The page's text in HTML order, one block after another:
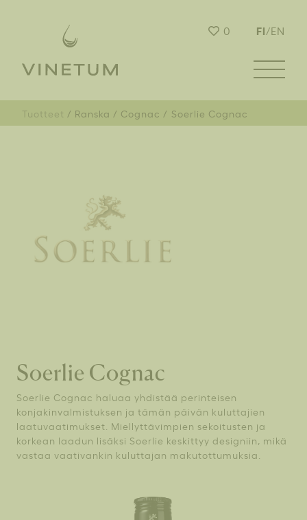
0 FI/EN
Tuotteet Ranska Cognac Soerlie Cognac
Soerlie Cognac
Soerlie Cognac haluaa yhdistää perinteisen
konjakinvalmistuksen ja tämän päivän kuluttajien
laatuvaatimukset. Miellyttävimpien sekoitusten ja
korkean laadun lisäksi Soerlie keskittyy designiin, mikä
vastaa vaativankin kuluttajan makutottumuksia.